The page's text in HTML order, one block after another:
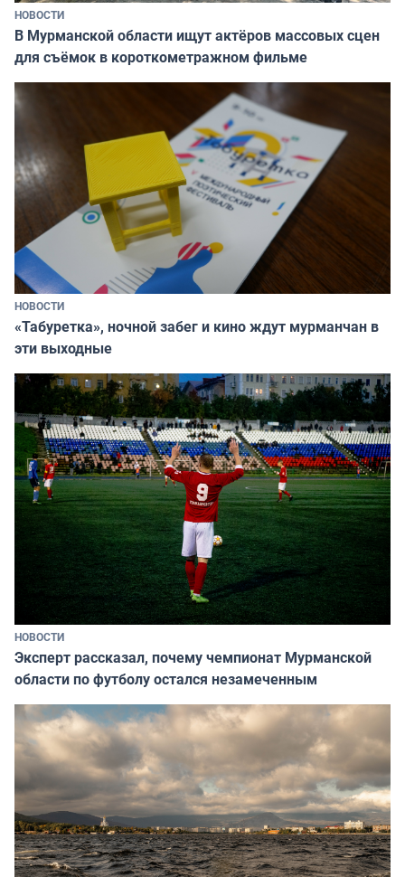
НОВОСТИ
В Мурманской области ищут актёров массовых сцен
для съёмок в короткометражном фильме
НОВОСТИ
«Табуретка», ночной забег и кино ждут мурманчан в
эти выходные
НОВОСТИ
Эксперт рассказал, почему чемпионат Мурманской
области по футболу остался незамеченным